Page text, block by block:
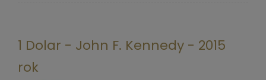
1 Dolar - John F. Kennedy - 2015
rok